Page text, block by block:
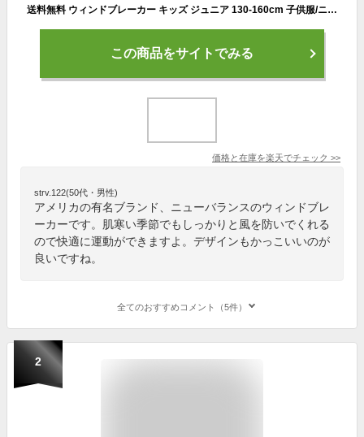
送料無料 ウィンドブレーカー キッズ ジュニア 130-160cm 子供服/ニューバランス NEWBALANCE 裏地メッシュ ジャケット/スポーツウェア 防風 子ども トレーニング 運動 男の子 女の子 デイリー カジュアル 上着/ABJ25512
この商品をサイトでみる
価格と在庫を楽天でチェック >>
strv.122(50代・男性)
アメリカの有名ブランド、ニューバランスのウィンドブレ
ーカーです。肌寒い季節でもしっかりと風を防いでくれる
ので快適に運動ができますよ。デザインもかっこいいのが
良いですね。
全てのおすすめコメント（5件）
2